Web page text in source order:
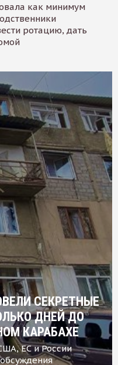
как минимум
ротацию, дать
СЕКРЕТНЫЕ
ДНЕЙ ДО
КАРАБАХЕ
ЕС и России